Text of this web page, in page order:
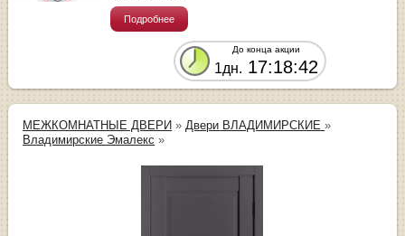
Подробнее
До конца акции
1дн. 17:18:42
МЕЖКОМНАТНЫЕ ДВЕРИ » Двери ВЛАДИМИРСКИЕ»
Владимирские Эмалекс »